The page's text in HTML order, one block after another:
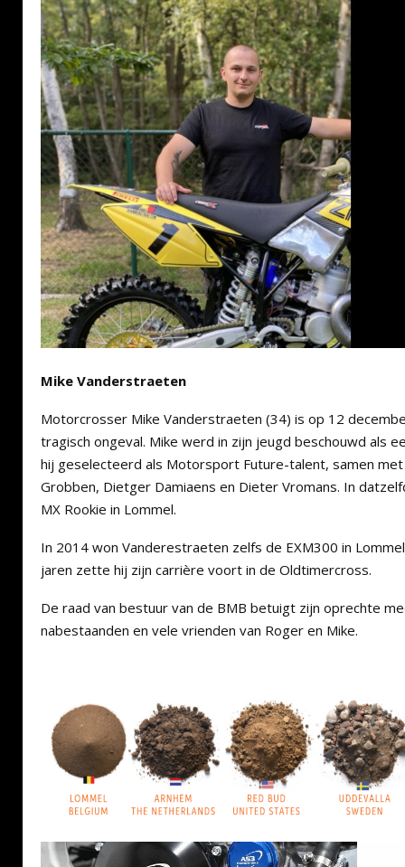
Mike Vanderstraeten
Motorcrosser Mike Vanderstraeten (34) is op 12
tragisch ongeval. Mike werd in zijn jeugd beschouwd als
hij geselecteerd als Motorsport Future-talent, samen
Grobben, Dietger Damiaens en Dieter Vromans. In
MX Rookie in Lommel.
In 2014 won Vanderestraeten zelfs de EXM300 in
jaren zette hij zijn carrière voort in de Oldtimercross.
De raad van bestuur van de BMB betuigt zijn oprechte
nabestaanden en vele vrienden van Roger en Mike.